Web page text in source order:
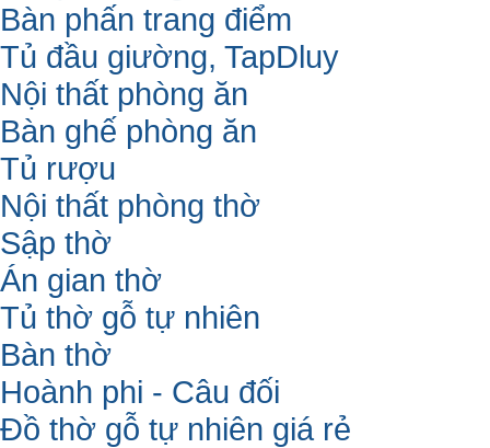
Bàn phấn trang điểm
Tủ đầu giường, TapDluy
Nội thất phòng ăn
Bàn ghế phòng ăn
Tủ rượu
Nội thất phòng thờ
Sập thờ
Án gian thờ
Tủ thờ gỗ tự nhiên
Bàn thờ
Hoành phi - Câu đối
Đồ thờ gỗ tự nhiên giá rẻ